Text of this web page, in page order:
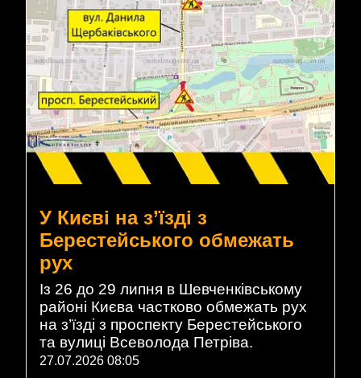
У Києві на з’їзді з
Берестейського обмежать
рух
Із 26 до 29 липня в Шевченківському
районі Києва частково обмежать рух
на з’їзді з проспекту Берестейського
та вулиці Всеволода Петріва.
27.07.2026 08:05